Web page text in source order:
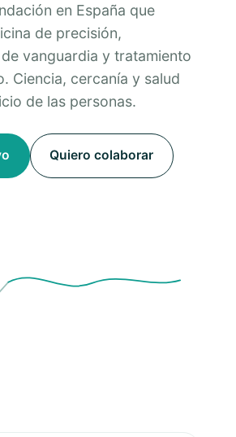
en España que
de precisión,
vanguardia y tratamiento
Ciencia, cercanía y salud
de las personas.
Quiero colaborar